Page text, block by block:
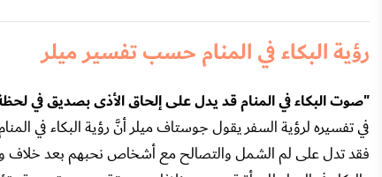
رؤية البكاء في المنام حسب تفسير ميلر
"صوت البكاء في المنام قد يدل على إلحاق الأذى بصديق في
في تفسيره لرؤية السفر يقول جوستاف ميلر أنَّ رؤية البكاء في
فقد تدل على لم الشمل والتصالح مع أشخاص نحبهم بعد خلاف